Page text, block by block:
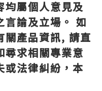
均屬個人意見及
言論及立場。 如
關產品資訊, 請直
求相關專業意
或法律糾紛，本